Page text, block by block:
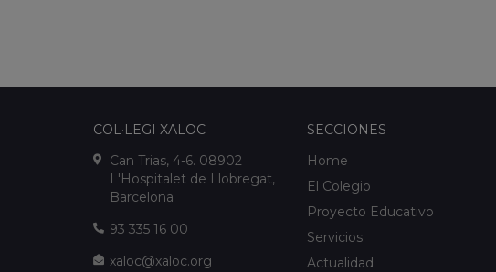
COL·LEGI XALOC
Can Trias, 4-6. 08902
L'Hospitalet de Llobregat,
Barcelona
93 335 16 00
xaloc@xaloc.org
SECCIONES
Home
El Colegio
Proyecto Educativo
Servicios
Actualidad